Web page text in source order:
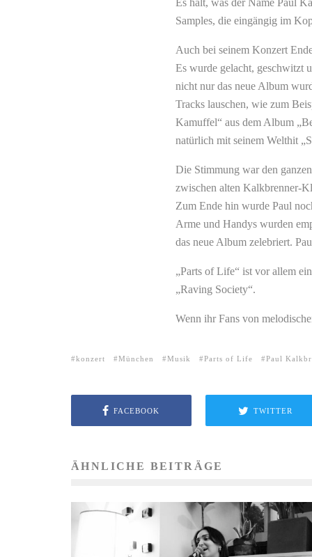
Es hält, was der Name Paul
Samples, die eingängig im
Auch bei seinem Konzert
Es wurde gelacht, geschwitzt
nicht nur das neue Album
Tracks lauschen, wie zum
Kamuffel“ aus dem Album
natürlich mit seinem Welthit
Die Stimmung war den
zwischen alten Kalkbrenner-
Zum Ende hin wurde Paul
Arme und Handys wurden
das neue Album zelebriert.
„Parts of Life“ ist vor allem
„Raving Society“.
Wenn ihr Fans von
konzert München Musik Parts of Life Paul
FACEBOOK TWITTER
ÄHNLICHE BEITRÄGE